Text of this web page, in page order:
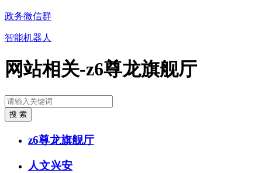
政务微信群
智能机器人
网站相关-z6尊龙旗舰厅
z6尊龙旗舰厅
人文兴安